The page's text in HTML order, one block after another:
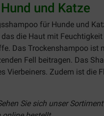
und Katze
für Hunde und
die Haut mit
Das Trockenshampoo
Fell beitragen. Das
Vierbeiners. Zudem ist die
Sie sich unser